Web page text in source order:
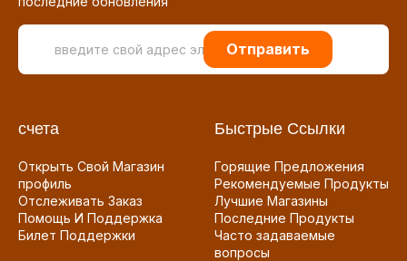
Отправить
счета
Открыть Свой Магазин
профиль
Отслеживать Заказ
Помощь И Поддержка
Билет Поддержки
Быстрые Ссылки
Горящие Предложения
Рекомендуемые Продукты
Лучшие Магазины
Последние Продукты
Часто задаваемые
вопросы